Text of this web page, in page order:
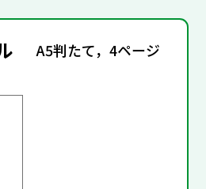
A5判たて，4ページ